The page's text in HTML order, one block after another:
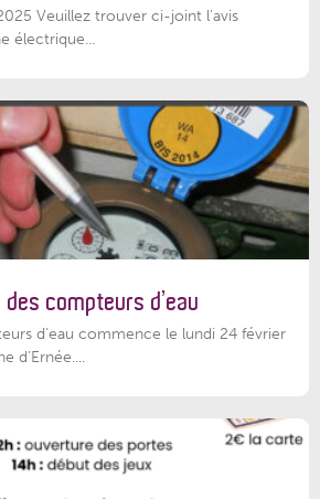
Veuillez trouver ci-joint l'avis
électrique...
compteurs d’eau
d'eau commence le lundi 24 février
d’Ernée....